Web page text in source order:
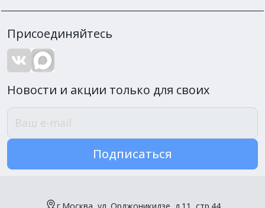
Присоединяйтесь
Новости и акции только для своих
Подписаться